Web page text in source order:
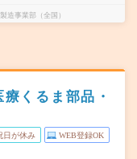
事業部（全国）
くるま部品・
日が休み WEB登録OK